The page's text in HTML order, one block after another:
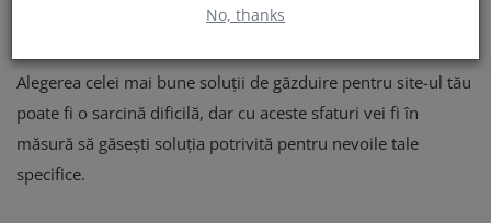
No, thanks
web și serviciul de asistență, poți lua o decizie informată și
Alegerea celei mai bune soluții de găzduire pentru site-ul tău
poate fi o sarcină dificilă, dar cu aceste sfaturi vei fi în
măsură să găsești soluția potrivită pentru nevoile tale
specifice.